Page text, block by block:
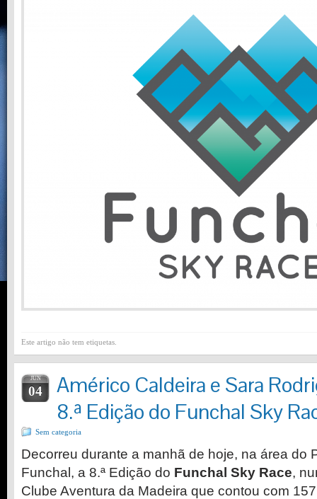
Este artigo não tem etiquetas.
JUN
04
Américo Caldeira e Sara
8.ª Edição do Funchal Sky
Sem categoria
Decorreu durante a manhã de hoje, na área do
Funchal, a 8.ª Edição do Funchal Sky Race,
Clube Aventura da Madeira que contou com